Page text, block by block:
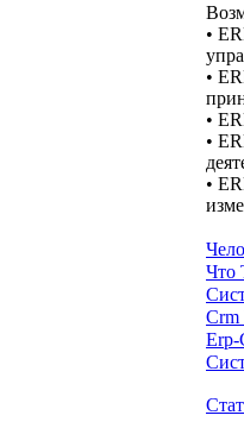
•
•
•
•
•
Что
Crm
Erp-